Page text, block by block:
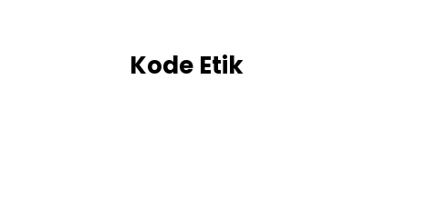
Kode Etik